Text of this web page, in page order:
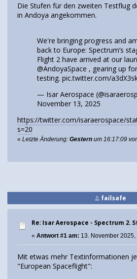
Die Stufen für den zweiten Testflug
in Andoya angekommen.
We're bringing progress and
back to Europe: Spectrum’s
Flight 2 have arrived at our
@AndoyaSpace , gearing up
testing. pic.twitter.com/
— Isar Aerospace
November 13, 2025
https://twitter.com/isaraerospace/
s=20
« Letzte Änderung: Gestern um 16:17:09
failsafe
Re: Isar Aerospace - Spectrum 2.
« Antwort #1 am: 13. November
Mit etwas mehr Textinformationen
"European Spaceflight":